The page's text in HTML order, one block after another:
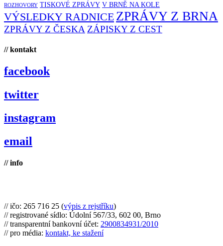
ROZHOVORY TISKOVÉ ZPRÁVY V BRNĚ NA KOLE
VÝSLEDKY RADNICE ZPRÁVY Z BRNA
ZPRÁVY Z ČESKA ZÁPISKY Z CEST
// kontakt
facebook
twitter
instagram
email
// info
// ičo: 265 716 25 (výpis z rejstříku)
// registrované sídlo: Údolní 567/33, 602 00, Brno
// transparentní bankovní účet: 2900834931/2010
// pro média: kontakt, ke stažení